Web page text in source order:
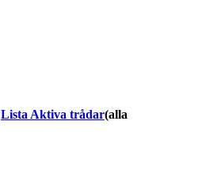
Lista Aktiva trådar(alla